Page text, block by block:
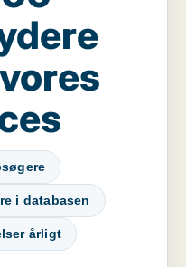
i databasen
årligt